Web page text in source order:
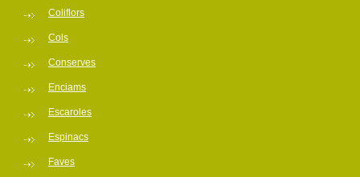
Coliflors
Cols
Conserves
Enciams
Escaroles
Espinacs
Faves